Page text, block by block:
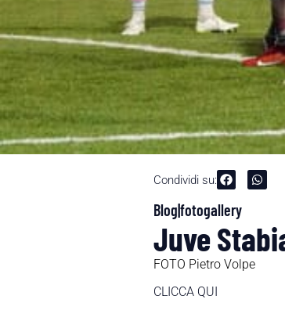
Condividi su:
Blog|fotogallery
Juve
FOTO Pietro Volpe
CLICCA QUI